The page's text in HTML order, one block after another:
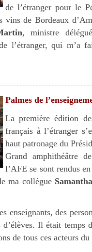
de l’étranger pour le
vins de Bordeaux
, ministre
l’étranger, qui m’a
Palmes de
La première édition
français à l’étranger
haut patronage du
Grand amphithéâtre
l’AFE se sont rendus
ma collègue
enseignants, des
d’élèves. Il était
de tous ces acteurs du